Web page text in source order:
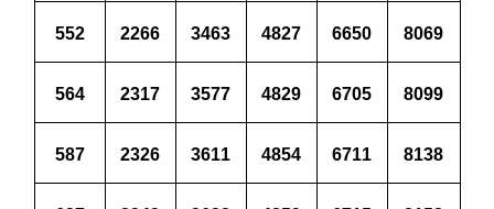
8069
6650
4827
3463
2266
552
8099
6705
4829
3577
2317
564
8138
6711
4854
3611
2326
587